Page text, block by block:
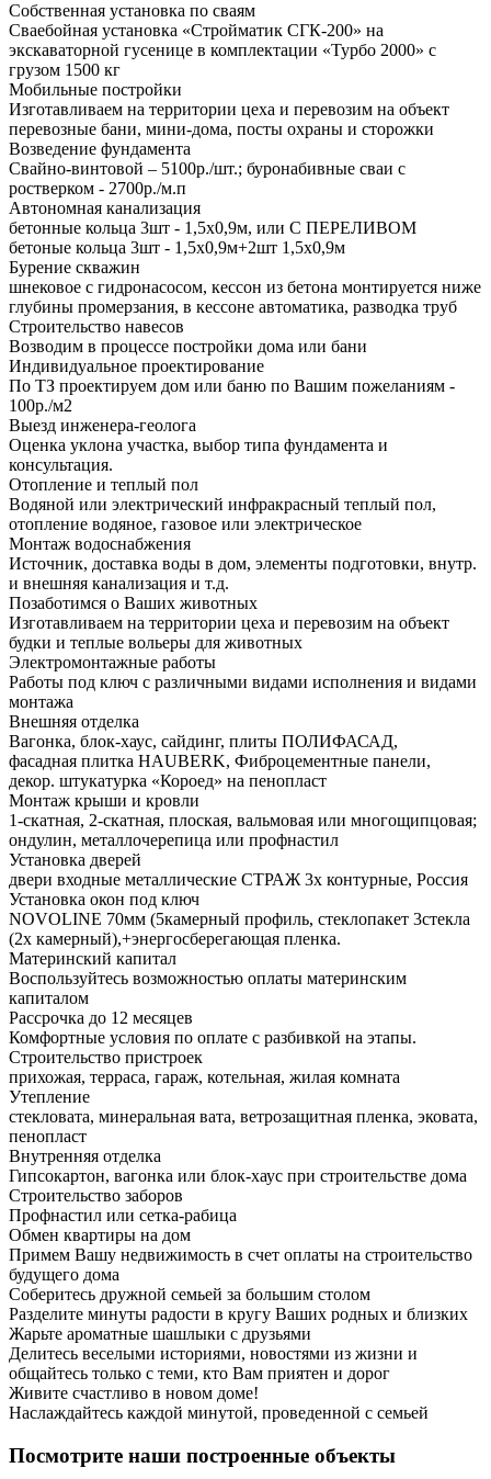
Собственная установка по сваям
Сваебойная установка «Стройматик СГК-200» на
экскаваторной гусенице в комплектации «Турбо 2000» с
грузом 1500 кг
Мобильные постройки
Изготавливаем на территории цеха и перевозим на объект
перевозные бани, мини-дома, посты охраны и сторожки
Возведение фундамента
Свайно-винтовой – 5100р./шт.; буронабивные сваи с
ростверком - 2700р./м.п
Автономная канализация
бетонные кольца 3шт - 1,5х0,9м, или С ПЕРЕЛИВОМ
бетоные кольца 3шт - 1,5х0,9м+2шт 1,5х0,9м
Бурение скважин
шнековое с гидронасосом, кессон из бетона монтируется ниже
глубины промерзания, в кессоне автоматика, разводка труб
Строительство навесов
Возводим в процессе постройки дома или бани
Индивидуальное проектирование
По ТЗ проектируем дом или баню по Вашим пожеланиям -
100р./м2
Выезд инженера-геолога
Оценка уклона участка, выбор типа фундамента и
консультация.
Отопление и теплый пол
Водяной или электрический инфракрасный теплый пол,
отопление водяное, газовое или электрическое
Монтаж водоснабжения
Источник, доставка воды в дом, элементы подготовки, внутр.
и внешняя канализация и т.д.
Позаботимся о Ваших животных
Изготавливаем на территории цеха и перевозим на объект
будки и теплые вольеры для животных
Электромонтажные работы
Работы под ключ с различными видами исполнения и видами
монтажа
Внешняя отделка
Вагонка, блок-хаус, сайдинг, плиты ПОЛИФАСАД,
фасадная плитка HAUBERK, Фиброцементные панели,
декор. штукатурка «Короед» на пенопласт
Монтаж крыши и кровли
1-скатная, 2-скатная, плоская, вальмовая или многощипцовая;
ондулин, металлочерепица или профнастил
Установка дверей
двери входные металлические СТРАЖ 3х контурные, Россия
Установка окон под ключ
NOVOLINE 70мм (5камерный профиль, стеклопакет 3стекла
(2х камерный),+энергосберегающая пленка.
Материнский капитал
Воспользуйтесь возможностью оплаты материнским
капиталом
Рассрочка до 12 месяцев
Комфортные условия по оплате с разбивкой на этапы.
Строительство пристроек
прихожая, терраса, гараж, котельная, жилая комната
Утепление
стекловата, минеральная вата, ветрозащитная пленка, эковата,
пенопласт
Внутренняя отделка
Гипсокартон, вагонка или блок-хаус при строительстве дома
Строительство заборов
Профнастил или сетка-рабица
Обмен квартиры на дом
Примем Вашу недвижимость в счет оплаты на строительство
будущего дома
Соберитесь дружной семьей за большим столом
Разделите минуты радости в кругу Ваших родных и близких
Жарьте ароматные шашлыки с друзьями
Делитесь веселыми историями, новостями из жизни и
общайтесь только с теми, кто Вам приятен и дорог
Живите счастливо в новом доме!
Наслаждайтесь каждой минутой, проведенной с семьей
Посмотрите наши построенные объекты